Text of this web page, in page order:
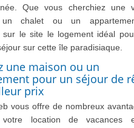
Que vous cherchiez une
un chalet ou un
sur le site le logement idéal
sur cette île paradisiaque.
une maison ou un
pour un séjour de
prix
vous offre de nombreux
votre location de vacances